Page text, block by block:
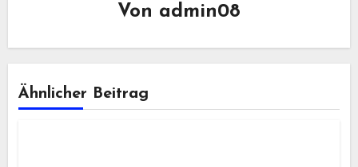
Von admin08
Ähnlicher Beitrag